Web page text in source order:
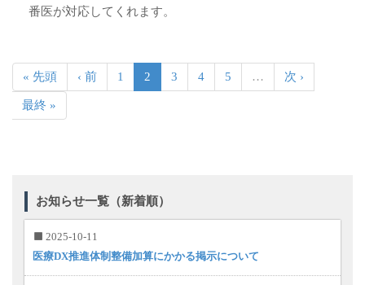
番医が対応してくれます。
« 先頭 ‹ 前 1 2 3 4 5 … 次 ›
最終 »
お知らせ一覧（新着順）
2025-10-11
医療DX推進体制整備加算にかかる掲示について